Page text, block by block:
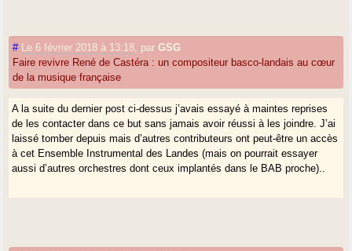
# Le 6 février 2018 à 13:18 parGSG
Faire revivre René de Castéra : un compositeur basco-landais au cœur
de la musique française
A la suite du dernier post ci-dessus j’avais essayé à maintes reprises
de les contacter dans ce but sans jamais avoir réussi à les joindre. J’ai
laissé tomber depuis mais d’autres contributeurs ont peut-être un accès
à cet Ensemble Instrumental des Landes (mais on pourrait essayer
aussi d’autres orchestres dont ceux implantés dans le BAB proche)..